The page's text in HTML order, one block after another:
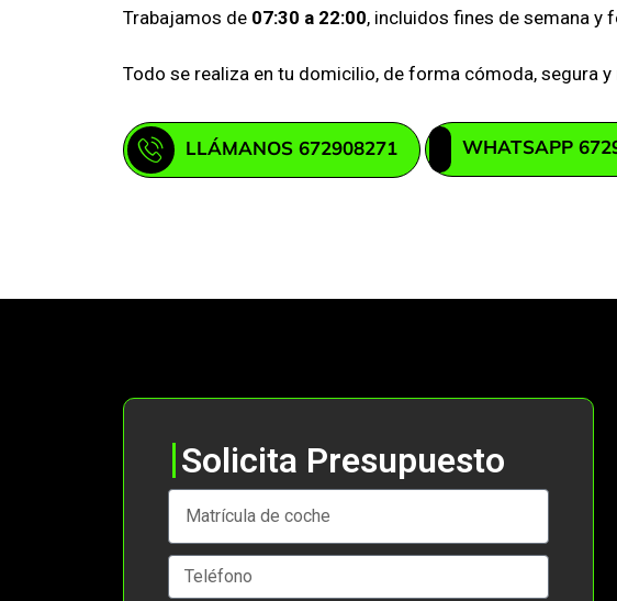
Trabajamos de 07:30 a 22:00, incluidos fines de semana y
Todo se realiza en tu domicilio, de forma cómoda, segura y
LLÁMANOS 672908271 WHATSAPP
Solicita Presupuesto